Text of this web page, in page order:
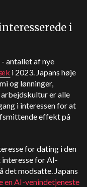
i
antallet af nye
i 2023. Japans høje
og lønninger,
er alle
i interessen for at
effekt på
for dating i den
interesse for AI-
det modsatte. Japans
en AI-venindetjeneste